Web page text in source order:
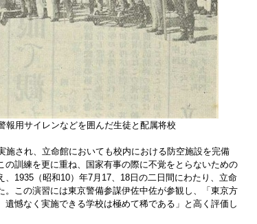
報用サイレンなどを囲んだ生徒と配属将校
され、立命館においても校内における防空施設を完備
訓練を更に重ね、国家有事の際に不覚をとらないための
1935（昭和10）年7月17、18日の二日間にわたり、立命
この演習には東京警備参謀伊佐中佐が参観し、「東京方
憾なく実施できる学校は極めて稀である」と高く評価し